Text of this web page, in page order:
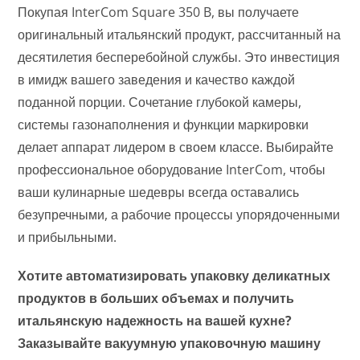
Покупая InterCom Square 350 B, вы получаете
оригинальный итальянский продукт, рассчитанный на
десятилетия бесперебойной службы. Это инвестиция
в имидж вашего заведения и качество каждой
поданной порции. Сочетание глубокой камеры,
системы газонаполнения и функции маркировки
делает аппарат лидером в своем классе. Выбирайте
профессиональное оборудование InterCom, чтобы
ваши кулинарные шедевры всегда оставались
безупречными, а рабочие процессы упорядоченными
и прибыльными.
Хотите автоматизировать упаковку деликатных
продуктов в больших объемах и получить
итальянскую надежность на вашей кухне?
Заказывайте вакуумную упаковочную машину